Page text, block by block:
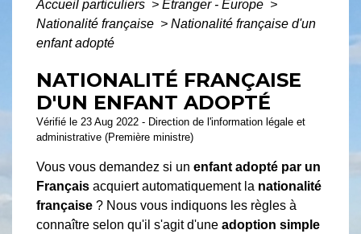
Accueil particuliers > Étranger - Europe >
Nationalité française > Nationalité française d'un
enfant adopté
NATIONALITÉ FRANÇAISE
D'UN ENFANT ADOPTÉ
Vérifié le 23 Aug 2022 - Direction de l'information légale et
administrative (Première ministre)
Vous vous demandez si un enfant adopté par un
Français acquiert automatiquement la nationalité
française ? Nous vous indiquons les règles à
connaître selon qu'il s'agit d'une adoption simple